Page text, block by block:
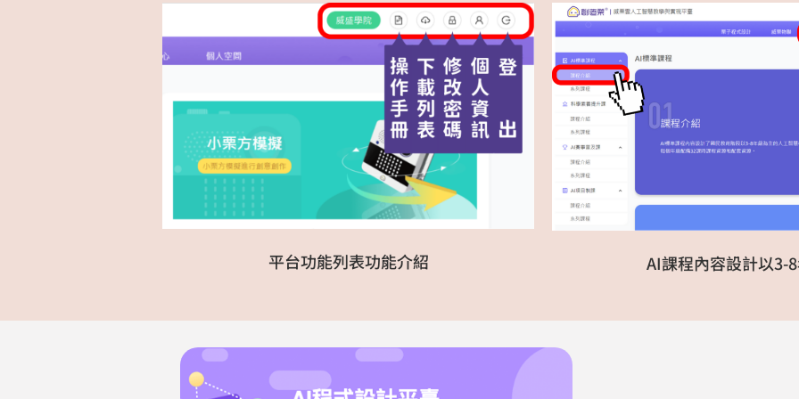
平台功能列表功能介紹 AI課程內容設計以3-